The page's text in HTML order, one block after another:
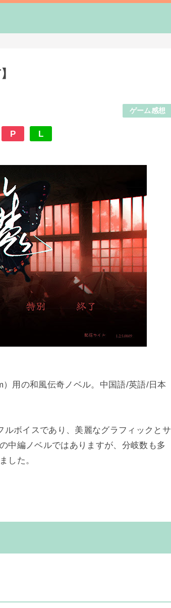
ゲーム感想
P L
）用の和風伝奇ノベル。中国語/英語/日本
ボイスであり、美麗なグラフィックとサ
中編ノベルではありますが、分岐数も多
した。